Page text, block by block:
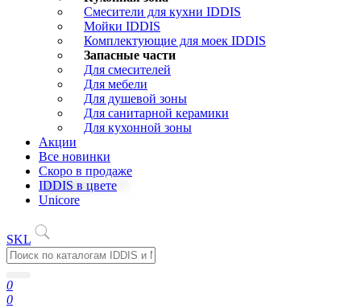
Смесители для кухни IDDIS
Мойки IDDIS
Комплектующие для моек IDDIS
Запасные части
Для смесителей
Для мебели
Для душевой зоны
Для санитарной керамики
Для кухонной зоны
Акции
Все новинки
Скоро в продаже
IDDIS в цвете
Unicore
SKL
0
0